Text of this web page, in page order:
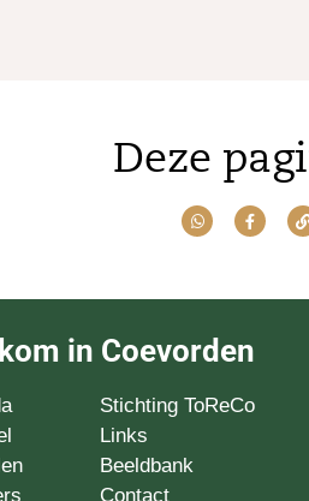
Deze
in Coevorden
Stichting ToReCo
Links
Beeldbank
Contact